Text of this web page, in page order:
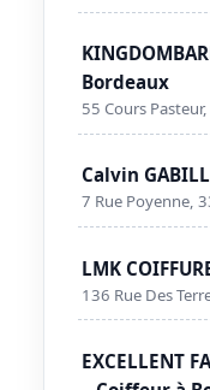
Bordeaux
55 Cours
Calvin
7 Rue Poyenne,
LMK
136 Rue Des
EXCELLENT